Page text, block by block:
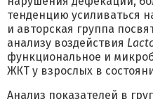
тенденцию усиливаться
и авторская группа
анализу воздействия
функциональное и
ЖКТ у взрослых в
Анализ показателей в